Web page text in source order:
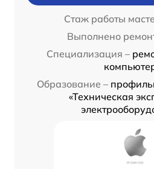
Стаж работы
Выполнено
Специализация –
Образование –
«Техническая